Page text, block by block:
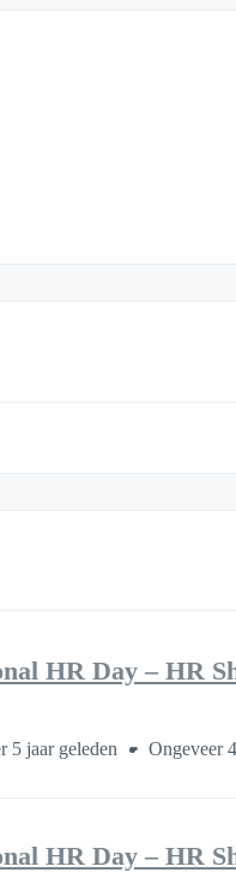
HR Day – HR
5 jaar geleden Ongeveer
HR Day – HR